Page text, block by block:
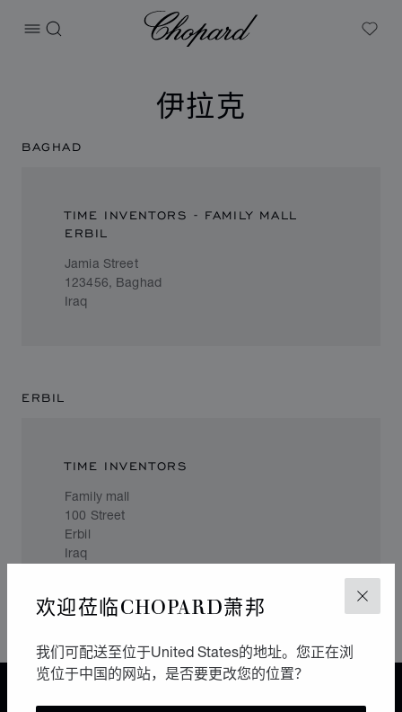
关闭
欢迎莅临CHOPARD萧邦
我们可配送至位于United States的地址。您正在浏
览位于中国的网站，是否要更改您的位置？
打开菜单
搜索
Chopard
My
伊拉克
BAGHAD
TIME INVENTORS - FAMILY MALL
ERBIL
Jamia Street
123456, Baghad
Iraq
ERBIL
TIME INVENTORS
Family mall
100 Street
Erbil
Iraq